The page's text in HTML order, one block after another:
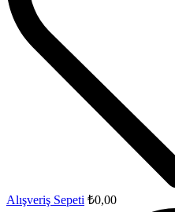
Alışveriş Sepeti ₺0,00